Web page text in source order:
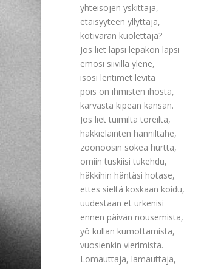
yhteisöjen yskittäjä,
etäisyyteen yllyttäjä,
kotivaran kuolettaja?
Jos liet lapsi lepakon lapsi
emosi siivillä ylene,
isosi lentimet levitä
pois on ihmisten ihosta,
karvasta kipeän kansan.
Jos liet tuimilta toreilta,
häkkieläinten hänniltähe,
zoonoosin sokea hurtta,
omiin tuskiisi tukehdu,
häkkihin häntäsi hotase,
ettes sieltä koskaan koidu,
uudestaan et urkenisi
ennen päivän nousemista,
yö kullan kumottamista,
vuosienkin vierimistä.
Lomauttaja, lamauttaja,